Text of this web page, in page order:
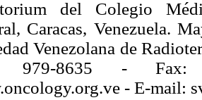
del Colegio
Caracas, Venezuela.
Venezolana de
979-8635 - Fax:
- E-mail: